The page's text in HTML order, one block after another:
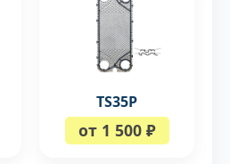
TS35P
от 1 500 ₽